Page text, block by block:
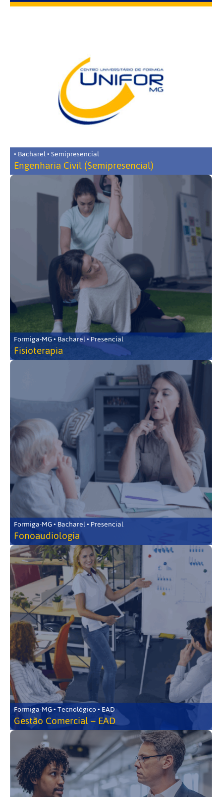
• Bacharel • Semipresencial
Engenharia Civil (Semipresencial)
Formiga-MG • Bacharel • Presencial
Fisioterapia
Formiga-MG • Bacharel • Presencial
Fonoaudiologia
Formiga-MG • Tecnológico • EAD
Gestão Comercial – EAD